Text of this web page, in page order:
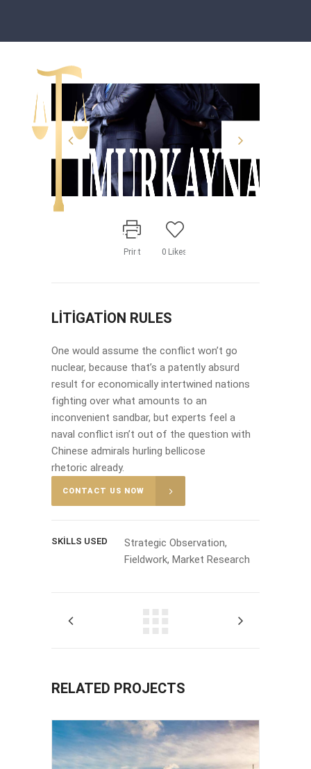
Print 0 Likes
LITIGATION RULES
One would assume the conflict won’t go
nuclear, because that’s a patently absurd
result for economically intertwined nations
fighting over what amounts to an
inconvenient sandbar, but experts feel a
naval conflict isn’t out of the question with
Chinese admirals hurling bellicose
rhetoric already.
CONTACT US NOW
SKILLS USED
Strategic Observation,
Fieldwork, Market Research
RELATED PROJECTS